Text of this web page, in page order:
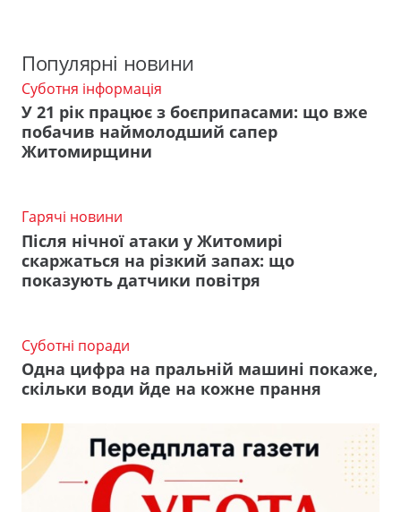
Популярні новини
Суботня інформація
У 21 рік працює з боєприпасами: що вже
побачив наймолодший сапер
Житомирщини
Гарячі новини
Після нічної атаки у Житомирі
скаржаться на різкий запах: що
показують датчики повітря
Суботні поради
Одна цифра на пральній машині покаже,
скільки води йде на кожне прання